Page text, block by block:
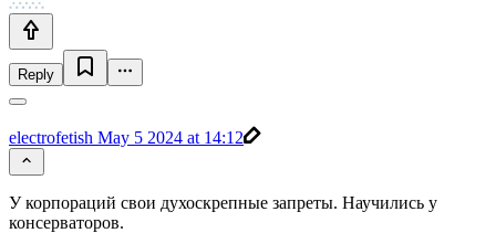
Reply
electrofetish May 5 2024 at 14:12
У корпораций свои духоскрепные запреты. Научились у
консерваторов.